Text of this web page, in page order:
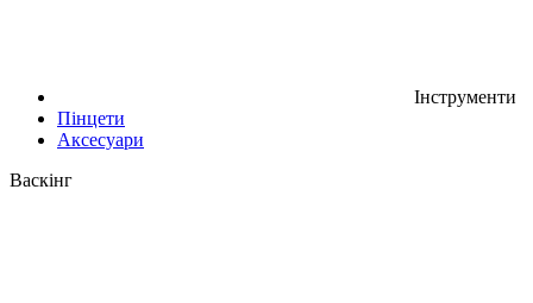
Інструменти
Пінцети
Аксесуари
Васкінг